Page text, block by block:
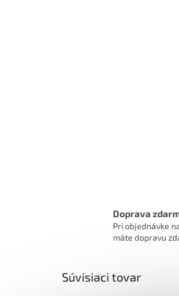
Doprava
Pri objednávke
máte dopravu
Súvisiaci tovar